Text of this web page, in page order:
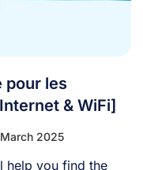
pour les
& WiFi]
2025
help you find the